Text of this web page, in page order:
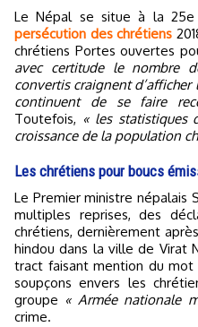
Le Népal se situe à la
persécution des chrétiens
chrétiens Portes ouvertes
avec certitude le nombre
convertis craignent
continuent de se faire
Toutefois, « les statistiques
croissance de la population
Les chrétiens pour boucs
Le Premier ministre népalais Sher Bahadur Deuba a fait, à de
multiples reprises, des
chrétiens, dernièrement
hindou dans la ville de Virat
tract faisant mention du mot
soupçons envers les
groupe « Armée nationale
crime.